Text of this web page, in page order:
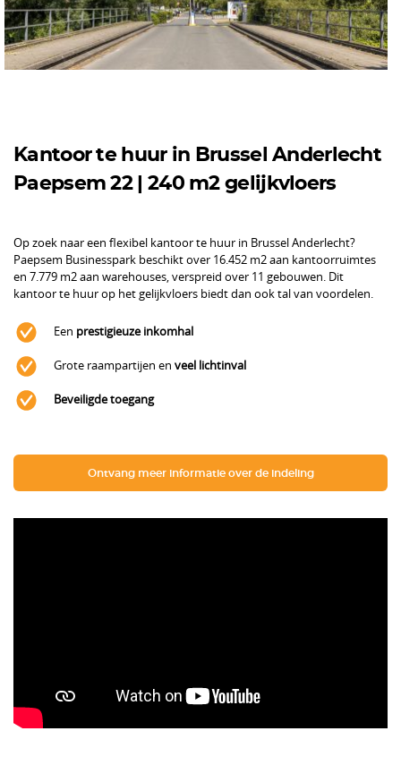
Kantoor te huur in Brussel Anderlecht
Paepsem 22 | 240 m2 gelijkvloers
Op zoek naar een flexibel kantoor te huur in Brussel Anderlecht?
Paepsem Businesspark beschikt over 16.452 m2 aan kantoorruimtes
en 7.779 m2 aan warehouses, verspreid over 11 gebouwen. Dit
kantoor te huur op het gelijkvloers biedt dan ook tal van voordelen.
Een prestigieuze inkomhal
Grote raampartijen en veel lichtinval
Beveiligde toegang
Ontvang meer informatie over de indeling